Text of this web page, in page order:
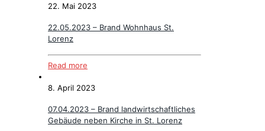
22. Mai 2023
22.05.2023 – Brand Wohnhaus St.
Lorenz
Read more
8. April 2023
07.04.2023 – Brand landwirtschaftliches
Gebäude neben Kirche in St. Lorenz